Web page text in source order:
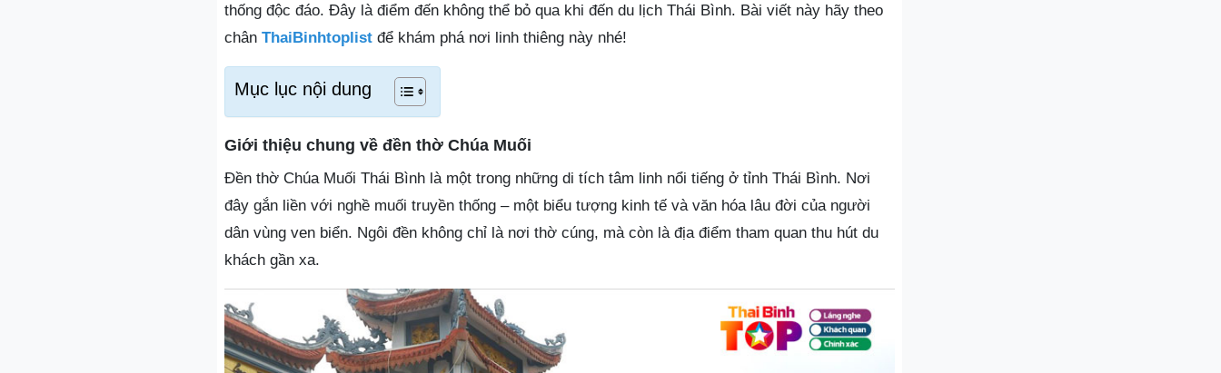
thống độc đáo. Đây là điểm đến không thể bỏ qua khi đến du lịch Thái Bình. Bài viết này hãy theo
chân ThaiBinhtoplist để khám phá nơi linh thiêng này nhé!
Mục lục nội dung
Giới thiệu chung về đền thờ Chúa Muối
Đền thờ Chúa Muối Thái Bình là một trong những di tích tâm linh nổi tiếng ở tỉnh Thái Bình. Nơi
đây gắn liền với nghề muối truyền thống – một biểu tượng kinh tế và văn hóa lâu đời của người
dân vùng ven biển. Ngôi đền không chỉ là nơi thờ cúng, mà còn là địa điểm tham quan thu hút du
khách gần xa.